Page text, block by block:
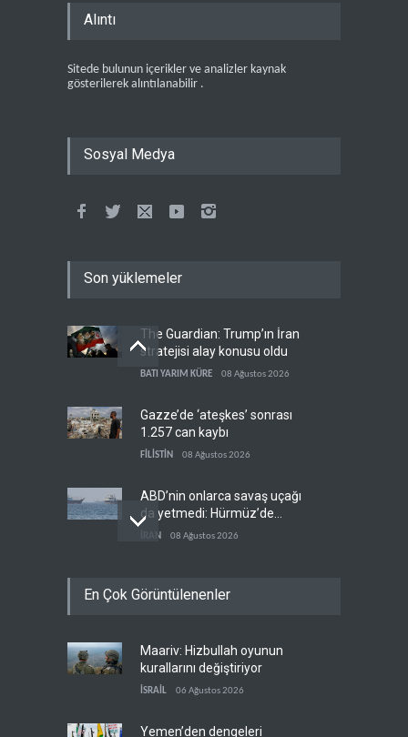
Alıntı
Sitede bulunun içerikler ve analizler kaynak
gösterilerek alıntılanabilir .
Sosyal Medya
Son yüklemeler
The Guardian: Trump’ın İran
stratejisi alay konusu oldu
BATI YARIM KÜRE 08 Ağustos 2026
Gazze’de ‘ateşkes’ sonrası
1.257 can kaybı
FİLİSTİN 08 Ağustos 2026
ABD’nin onlarca savaş uçağı
da yetmedi: Hürmüz’de
gemi vuruldu
İRAN 08 Ağustos 2026
'Arap projesi' uyarısı
Mossad’ın İran'a karşı Kürt
planı neden çöktü?
08 Ağustos 2026
En Çok Görüntülenenler
Maariv: Hizbullah oyunun
kurallarını değiştiriyor
İSRAİL 06 Ağustos 2026
Yemen’den dengeleri